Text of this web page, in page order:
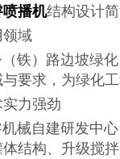
喷播机结构设计
领域
）路边坡绿化
要求，为绿化工
力强劲
自建研发中心
结构、升级搅